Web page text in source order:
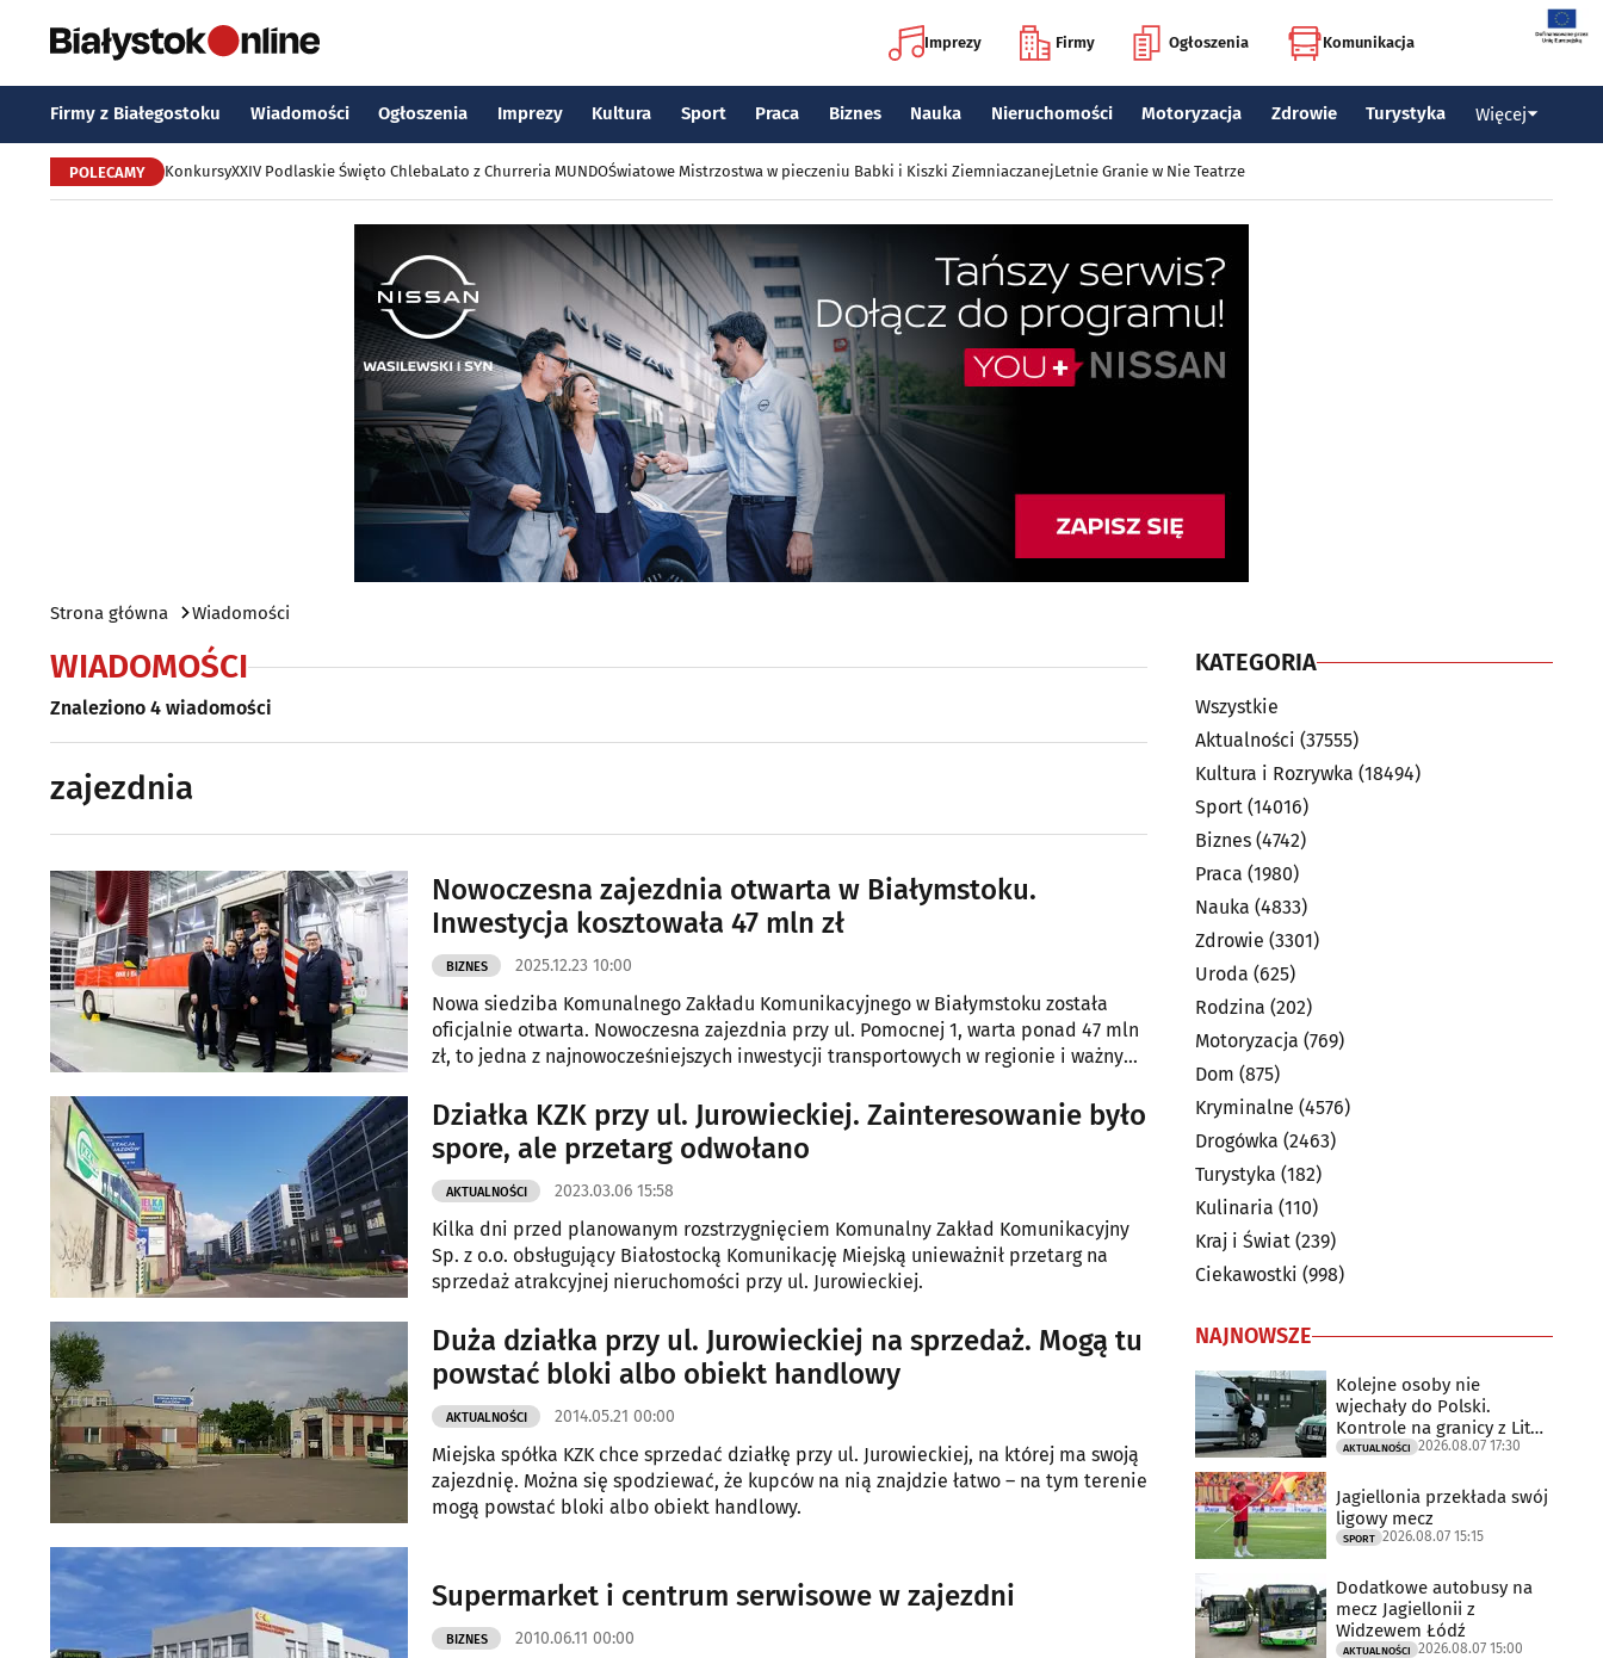
Imprezy Firmy Ogłoszenia Komunikacja
Firmy z Białegostoku Wiadomości Ogłoszenia Imprezy Kultura Sport Praca Biznes Nauka Nieruchomości Motoryzacja Zdrowie Turystyka Więcej
POLECAMY KonkursyXXIV Podlaskie Święto ChlebaLato z Churreria MUNDOŚwiatowe Mistrzostwa w pieczeniu Babki i Kiszki ZiemniaczanejLetnie Granie w Nie Teatrze
Strona główna Wiadomości
WIADOMOŚCI
Znaleziono 4 wiadomości
zajezdnia
Nowoczesna zajezdnia otwarta w Białymstoku.
Inwestycja kosztowała 47 mln zł
BIZNES 2025.12.23 10:00
Nowa siedziba Komunalnego Zakładu Komunikacyjnego w Białymstoku została
oficjalnie otwarta. Nowoczesna zajezdnia przy ul. Pomocnej 1, warta ponad 47 mln
zł, to jedna z najnowocześniejszych inwestycji transportowych w regionie i ważny
Działka KZK przy ul. Jurowieckiej. Zainteresowanie było
spore, ale przetarg odwołano
AKTUALNOŚCI 2023.03.06 15:58
Kilka dni przed planowanym rozstrzygnięciem Komunalny Zakład Komunikacyjny
Sp. z o.o. obsługujący Białostocką Komunikację Miejską unieważnił przetarg na
sprzedaż atrakcyjnej nieruchomości przy ul. Jurowieckiej.
Duża działka przy ul. Jurowieckiej na sprzedaż. Mogą tu
powstać bloki albo obiekt handlowy
AKTUALNOŚCI 2014.05.21 00:00
Miejska spółka KZK chce sprzedać działkę przy ul. Jurowieckiej, na której ma swoją
zajezdnię. Można się spodziewać, że kupców na nią znajdzie łatwo – na tym terenie
mogą powstać bloki albo obiekt handlowy.
Supermarket i centrum serwisowe w zajezdni
BIZNES 2010.06.11 00:00
KATEGORIA
Wszystkie
Aktualności (37555)
Kultura i Rozrywka (18494)
Sport (14016)
Biznes (4742)
Praca (1980)
Nauka (4833)
Zdrowie (3301)
Uroda (625)
Rodzina (202)
Motoryzacja (769)
Dom (875)
Kryminalne (4576)
Drogówka (2463)
Turystyka (182)
Kulinaria (110)
Kraj i Świat (239)
Ciekawostki (998)
NAJNOWSZE
Kolejne osoby nie
wjechały do Polski.
Kontrole na granicy z Litwą
trwają
AKTUALNOŚCI 2026.08.07 17:30
Jagiellonia przekłada swój
ligowy mecz
SPORT 2026.08.07 15:15
Dodatkowe autobusy na
mecz Jagiellonii z
Widzewem Łódź
AKTUALNOŚCI 2026.08.07 15:00